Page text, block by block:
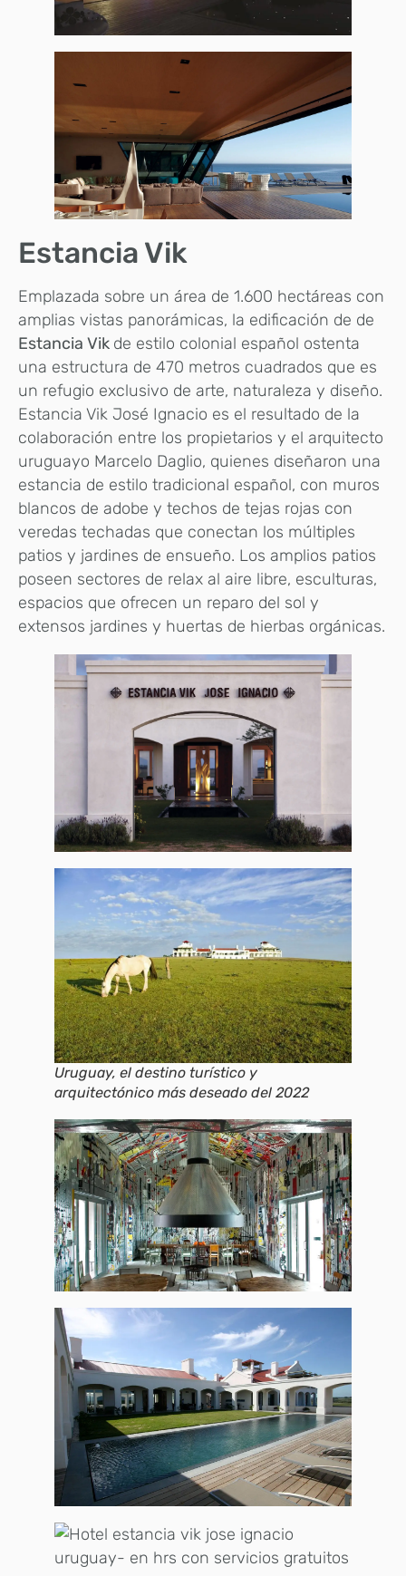
Estancia Vik
Emplazada sobre un área de 1.600 hectáreas con
amplias vistas panorámicas, la edificación de de
Estancia Vik de estilo colonial español ostenta
una estructura de 470 metros cuadrados que es
un refugio exclusivo de arte, naturaleza y diseño.
Estancia Vik José Ignacio es el resultado de la
colaboración entre los propietarios y el arquitecto
uruguayo Marcelo Daglio, quienes diseñaron una
estancia de estilo tradicional español, con muros
blancos de adobe y techos de tejas rojas con
veredas techadas que conectan los múltiples
patios y jardines de ensueño. Los amplios patios
poseen sectores de relax al aire libre, esculturas,
espacios que ofrecen un reparo del sol y
extensos jardines y huertas de hierbas orgánicas.
Uruguay, el destino turístico y
arquitectónico más deseado del 2022